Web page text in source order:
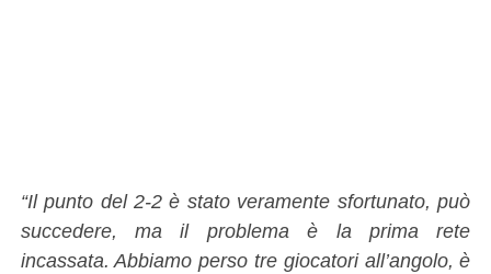
“Il punto del 2-2 è stato veramente sfortunato, può
succedere, ma il problema è la prima rete
incassata. Abbiamo perso tre giocatori all’angolo, è